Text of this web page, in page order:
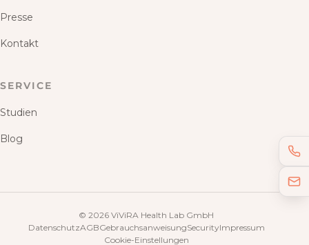
Presse
Kontakt
SERVICE
Studien
Blog
© 2026 ViViRA Health Lab GmbH
DatenschutzAGBGebrauchsanweisungSecurityImpressum
Cookie-Einstellungen